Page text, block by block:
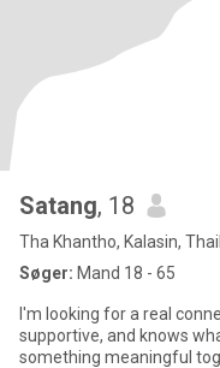
Satang, 18
Tha Khantho, Kalasin,
Søger: Mand 18 - 65
I'm looking for a real connection with someone who is kind,
supportive, and knows